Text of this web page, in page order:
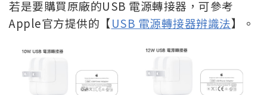
若是要購買原廠的USB 電源轉接器，可參考
Apple官方提供的【USB 電源轉接器辨識法】。